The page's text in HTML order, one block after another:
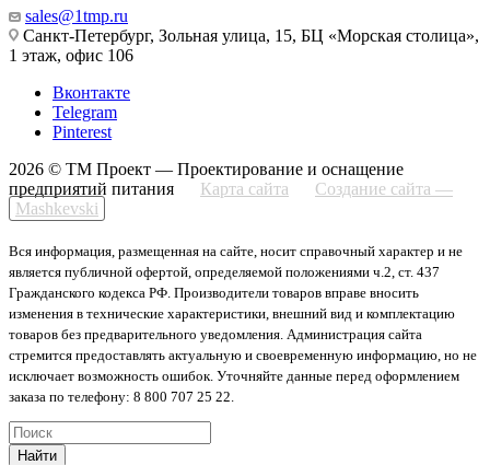
sales@1tmp.ru
Санкт-Петербург, Зольная улица, 15, БЦ «Морская столица»,
1 этаж, офис 106
Вконтакте
Telegram
Pinterest
2026 © ТМ Проект — Проектирование и оснащение
предприятий питания
Карта сайта
Создание сайта —
Mashkevski
Вся информация, размещенная на сайте, носит справочный характер и не
является публичной офертой, определяемой положениями ч.2, ст. 437
Гражданского кодекса РФ. Производители товаров вправе вносить
изменения в технические характеристики, внешний вид и комплектацию
товаров без предварительного уведомления. Администрация сайта
стремится предоставлять актуальную и своевременную информацию, но не
исключает возможность ошибок. Уточняйте данные перед оформлением
заказа по телефону: 8 800 707 25 22.
Найти